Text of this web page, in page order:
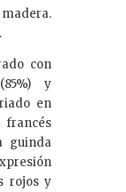
con
y
en
guinda
rojos y